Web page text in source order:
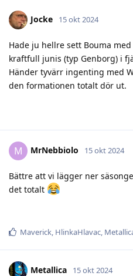
Jocke 15 okt 2024
Hade ju hellre sett Bouma
kraftfull junis (typ Genborg) i
Händer tyvärr ingenting med
den formationen totalt dör ut.
M MrNebbiolo 15 okt 2024
Bättre att vi lägger ner
det totalt
Maverick, HlinkaHlavac,
Metallica 15 okt 2024